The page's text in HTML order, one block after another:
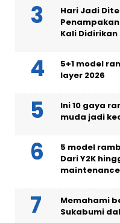
Hari Jadi
Kali Didirikan
5+1 model
layer 2026
Ini 10 gaya
muda jadi
5 model
Dari Y2K
maintenance
Memahami
Sukabumi